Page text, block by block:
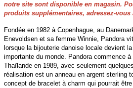
notre site sont disponible en magasin.
produits supplémentaires, adressez-
Fondée en 1982 à Copenhague, au
Enevoldsen et sa femme Winnie, Pandora
lorsque la bijouterie danoise locale devient
importante du monde. Pandora commence
Thaïlande en 1989, avec seulement
réalisation est un anneau en argent sterling
concept de bracelet à charm qui pourrait